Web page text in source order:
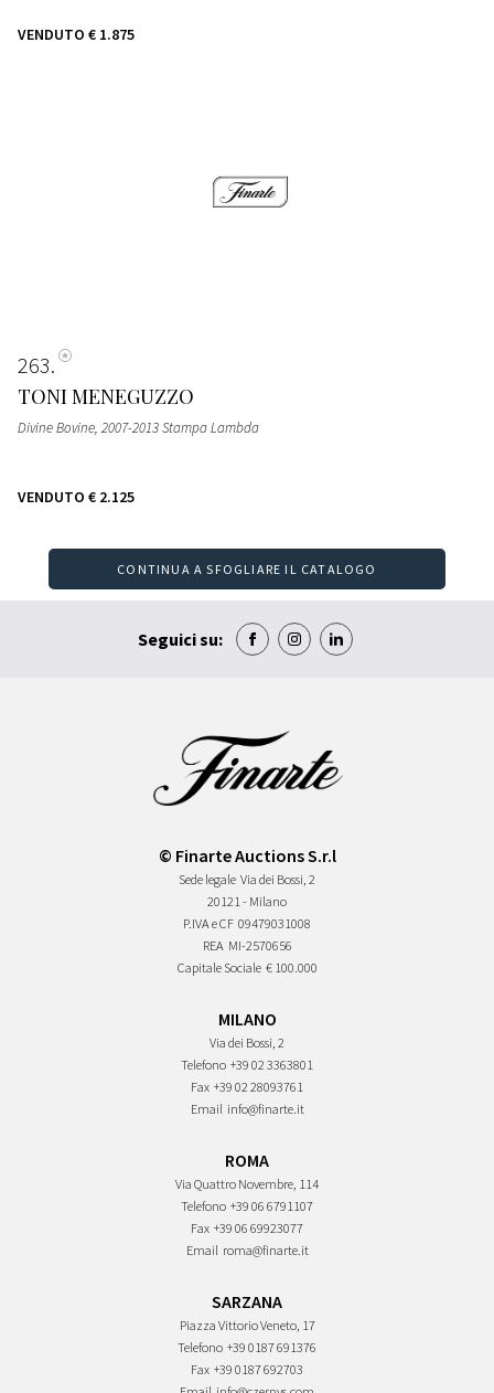
VENDUTO € 1.875
263
TONI MENEGUZZO
Divine Bovine, 2007-2013 Stampa Lambda
VENDUTO € 2.125
CONTINUA A SFOGLIARE IL CATALOGO
Seguici su:
© Finarte Auctions S.r.l
Sede legale Via dei Bossi, 2
20121 - Milano
P.IVA e CF 09479031008
REA MI-2570656
Capitale Sociale € 100.000
MILANO
Via dei Bossi, 2
Telefono +39 02 3363801
Fax +39 02 28093761
Email info@finarte.it
ROMA
Via Quattro Novembre, 114
Telefono +39 06 6791107
Fax +39 06 69923077
Email roma@finarte.it
SARZANA
Piazza Vittorio Veneto, 17
Telefono +39 0187 691376
Fax +39 0187 692703